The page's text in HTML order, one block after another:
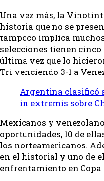
Una vez más, la
historia que no se
tampoco implica
selecciones tienen
última vez que lo
Tri venciendo 3-1 a
Argentina clasificó
in extremis sobre
Mexicanos y
oportunidades, 10 de
los norteamericanos.
en el historial y uno de
enfrentamiento en Copa